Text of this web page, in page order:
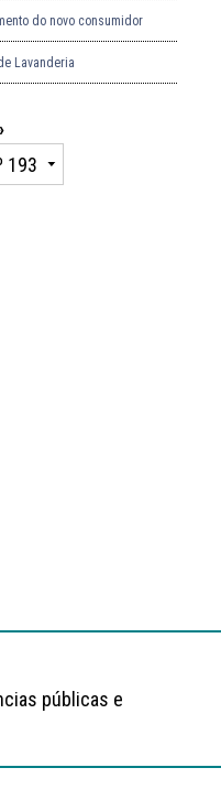
do novo consumidor
Lavanderia
públicas e